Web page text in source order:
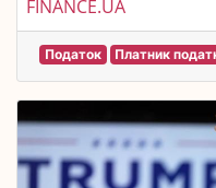
FINANCE.UA
Податок Платник